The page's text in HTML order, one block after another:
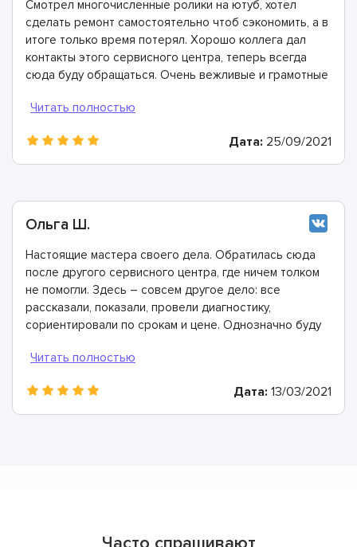
Смотрел многочисленные ролики на ютуб, хотел
сделать ремонт самостоятельно чтоб сэкономить, а в
итоге только время потерял. Хорошо коллега дал
контакты этого сервисного центра, теперь всегда
сюда буду обращаться. Очень вежливые и грамотные
гарантию.
Дата: 25/09/2021
Ольга Ш.
Настоящие мастера своего дела. Обратилась сюда
после другого сервисного центра, где ничем толком
не помогли. Здесь – совсем другое дело: все
рассказали, показали, провели диагностику,
сориентировали по срокам и цене. Однозначно буду
Дата: 13/03/2021